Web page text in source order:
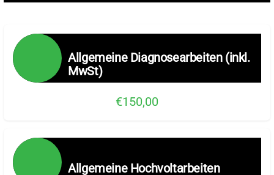
Allgemeine Diagnosearbeiten (inkl.
MwSt)
€150,00
Allgemeine Hochvoltarbeiten